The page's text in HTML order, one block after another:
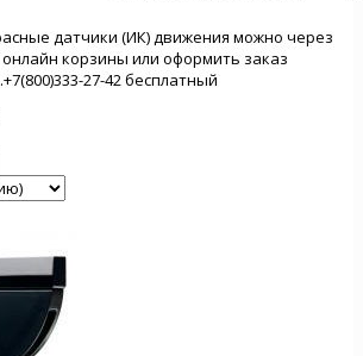
датчики (ИК) движения можно через
корзины или оформить заказ
27-42 бесплатный